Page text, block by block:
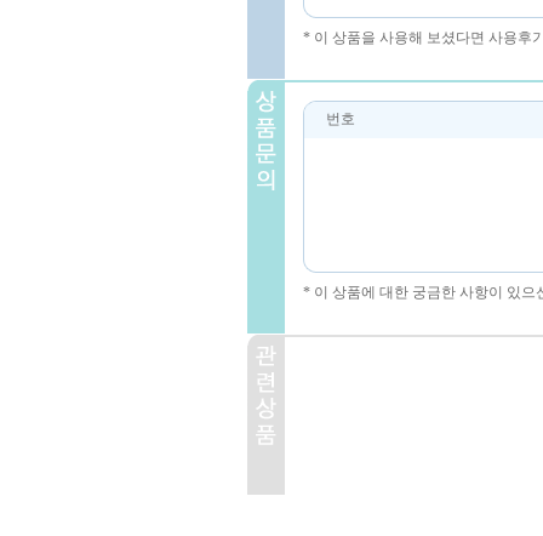
* 이 상품을 사용해 보셨다면 사용후
번호
* 이 상품에 대한 궁금한 사항이 있